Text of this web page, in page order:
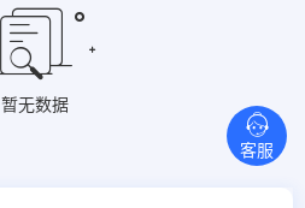
暂无数据
客服